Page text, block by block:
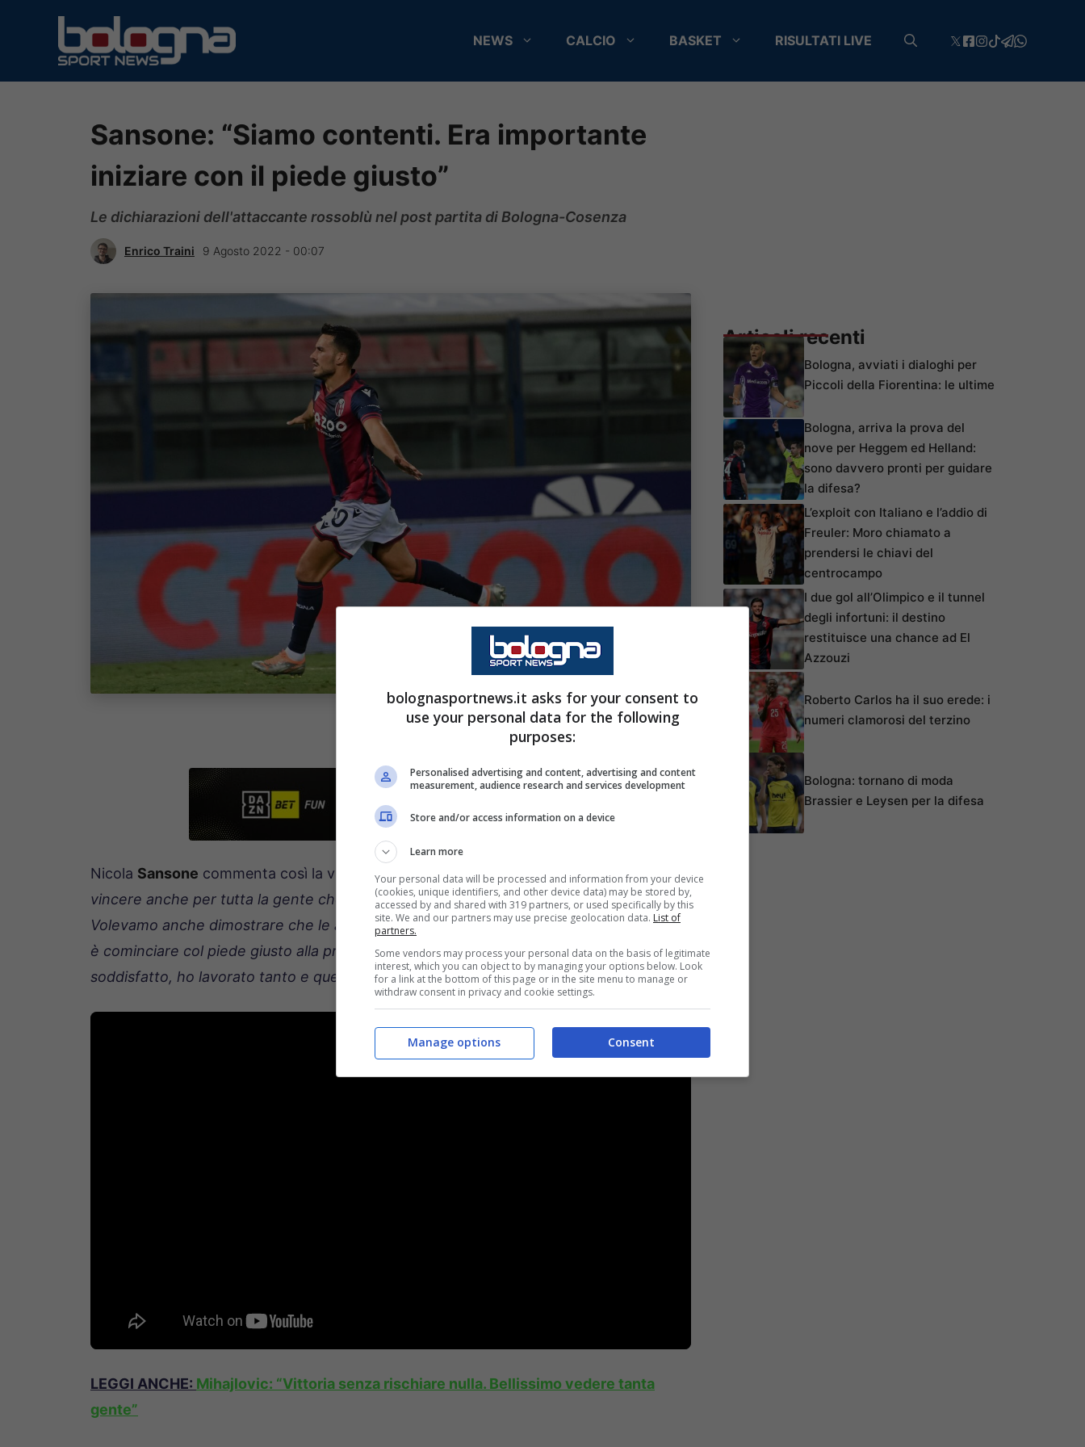
contenuto
NEWS CALCIO BASKET RISULTATI LIVE
Sansone: “Siamo contenti. Era importante
iniziare con il piede giusto”
Le dichiarazioni dell'attaccante rossoblù nel post partita di Bologna-Cosenza
Enrico Traini 9 Agosto 2022 - 00:07
Nicola Sansone commenta così la vittoria di oggi:“Siamo contenti, era importante
vincere anche per tutta la gente che c’era allo stadio, anche se è ancora l’8 agosto.
Volevamo anche dimostrare che le amichevoli contano per allenarsi bene, l’importante
è cominciare col piede giusto alla prima partita ufficiale. Personalmente sono
soddisfatto, ho lavorato tanto e quest’anno ci sarò sempre per giocarmi un posto”.
LEGGI ANCHE: Mihajlovic: “Vittoria senza rischiare nulla. Bellissimo vedere tanta
gente”
Articoli recenti
Bologna, avviati i dialoghi per
Piccoli della Fiorentina: le ultime
Bologna, arriva la prova del
nove per Heggem ed Helland:
sono davvero pronti per guidare
la difesa?
L’exploit con Italiano e l’addio di
Freuler: Moro chiamato a
prendersi le chiavi del
centrocampo
I due gol all’Olimpico e il tunnel
degli infortuni: il destino
restituisce una chance ad El
Azzouzi
Roberto Carlos ha il suo erede: i
numeri clamorosi del terzino
Bologna: tornano di moda
Brassier e Leysen per la difesa
bolognasportnews.it asks for your consent to
use your personal data for the following
purposes:
Personalised advertising and content, advertising and content
measurement, audience research and services development
Store and/or access information on a device
Learn more
Your personal data will be processed and information from your device
(cookies, unique identifiers, and other device data) may be stored by,
accessed by and shared with 319 partners, or used specifically by this
site. We and our partners may use precise geolocation data. List of
partners.
Some vendors may process your personal data on the basis of legitimate
interest, which you can object to by managing your options below. Look
for a link at the bottom of this page or in the site menu to manage or
withdraw consent in privacy and cookie settings.
Consent
Manage options